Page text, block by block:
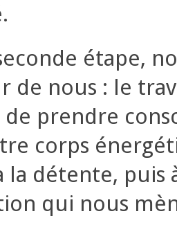
étape,
de nous : le
prendre
corps
la détente,
qui nous